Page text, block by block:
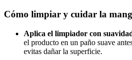
Cómo limpiar y cuidar la
Aplica el limpiador con
el producto en un paño suave
evitas dañar la superficie.